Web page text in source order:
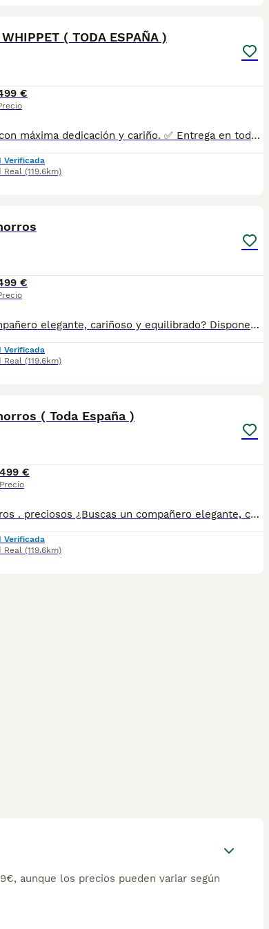
WHIPPET ( TODA ESPAÑA )
€
BEBES criados con máxima dedicación y cariño. ✅ Entrega en toda España ✅ Pago contra reembolso ✅ Microchip implantado ✅ Cartilla sanitaria oficial ✅ Vacunaciones al día según edad ✅ Desparasitaciones internas y externas ✅ Cachorros completamente socializados ✅ Iniciados a hacer sus necesidades en empapadores ✅ Padres equilibrados, sanos y con excelente carácter Nuestros cachorros crecen en un entorno familiar, recibiendo atención diaria para garantizar un desarrollo físico y emocional excepcional. atiendo -- 67.0864.332 Seriedad, confianza y atención personalizada durante todo el proceso. ¡Consúlta sin compromiso!
Verificada
Real (119.6km)
€
¿Buscas un compañero elegante, cariñoso y equilibrado? Disponemos de preciosos cachorros Whippet criados con máxima dedicación y cariño. ✅ Entrega en toda España ✅ Pago contra reembolso ✅ Microchip implantado ✅ Cartilla sanitaria oficial ✅ Vacunaciones al día según edad ✅ Desparasitaciones internas y externas ✅ Cachorros completamente socializados ✅ Iniciados a hacer sus necesidades en empapadores ✅ Padres equilibrados, sanos y con excelente carácter Nuestros cachorros crecen en un entorno familiar, recibiendo atención diaria para garantizar un desarrollo físico y emocional excepcional. atiendo -- 67.0864.332 Seriedad, confianza y atención personalizada durante todo el proceso. ¡Consúlta sin compromiso! ...
Verificada
Real (119.6km)
( Toda España )
499 €
Precio
whippet cachorros . preciosos ¿Buscas un compañero elegante, cariñoso y equilibrado? Disponemos de preciosos cachorros Whippet criados con máxima dedicación y cariño. ✅ Entrega en toda España ✅ Pago contra reembolso ✅ Microchip implantado ✅ Cartilla sanitaria oficial ✅ Vacunaciones al día según edad ✅ Desparasitaciones internas y externas ✅ Cachorros completamente socializados ✅ Iniciados a hacer sus necesidades en empapadores ✅ Padres equilibrados, sanos y con excelente carácter Nuestros cachorros crecen en un entorno familiar, recibiendo atención diaria para garantizar un desarrollo físico y emocional excepcional. atiendo -- 67.0864.332 Seriedad, confianza y atención personalizada durante todo el proceso. ¡Consúlta sin compromiso!
Verificada
Real (119.6km)
aunque los precios pueden variar según